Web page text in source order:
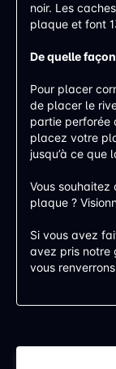
noir. Les
plaque et font
De quelle
Pour placer
de placer le
partie perforée
placez votre
jusqu’à ce que
Vous souhaitez
plaque ?
Si vous avez
avez pris notre
vous